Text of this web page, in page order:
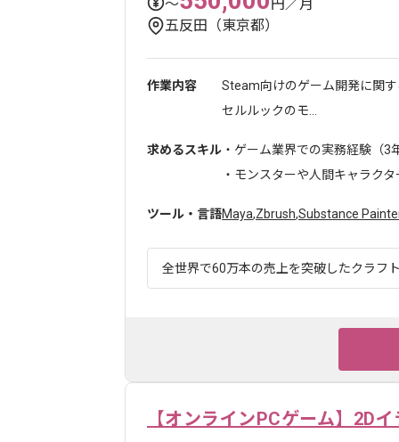
〜
円／月
五反田（東京都）
作業内容
Steam向けのゲーム開発に関
セルルックのモ...
求めるスキル ・ゲーム業界での実務経験（3
・モンスターや人間キャラク
ツール・言語Maya,Zbrush,Substance
全世界で60万本の売上を突破したクラフ
【オンラインPCゲーム】2D